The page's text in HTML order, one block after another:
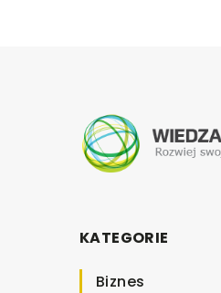
KATEGORIE
Biznes